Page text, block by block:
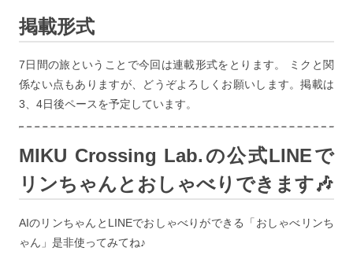
掲載形式
7日間の旅ということで今回は連載形式をとります。 ミクと関
係ない点もありますが、どうぞよろしくお願いします。掲載は
3、4日後ペースを予定しています。
MIKU Crossing Lab.の公式LINEで
リンちゃんとおしゃべりできます🎶
AIのリンちゃんとLINEでおしゃべりができる「おしゃべリンち
ゃん」是非使ってみてね♪